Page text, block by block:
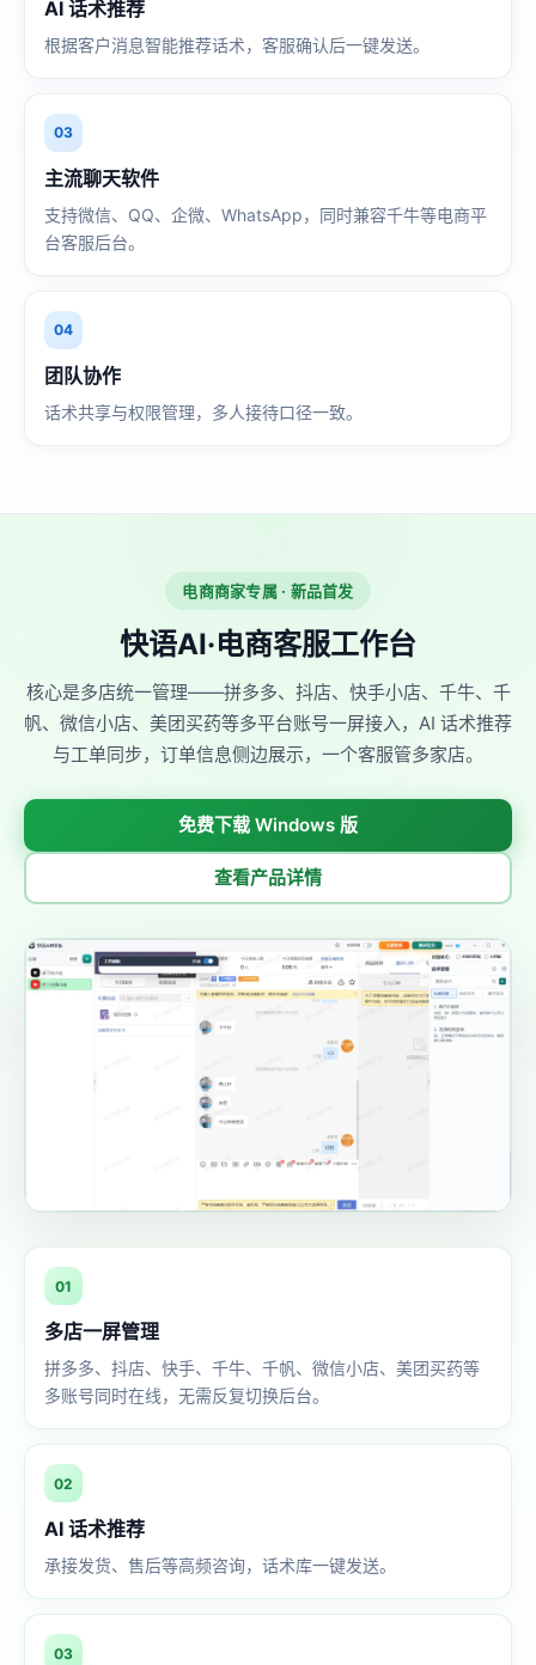
AI 话术推荐
根据客户消息智能推荐话术，客服确认后一键发送。
03
主流聊天软件
支持微信、QQ、企微、WhatsApp，同时兼容千牛等电商平
台客服后台。
04
团队协作
话术共享与权限管理，多人接待口径一致。
电商商家专属 · 新品首发
快语AI·电商客服工作台
核心是多店统一管理——拼多多、抖店、快手小店、千牛、千
帆、微信小店、美团买药等多平台账号一屏接入，AI 话术推荐
与工单同步，订单信息侧边展示，一个客服管多家店。
免费下载 Windows 版
查看产品详情
01
多店一屏管理
拼多多、抖店、快手、千牛、千帆、微信小店、美团买药等
多账号同时在线，无需反复切换后台。
02
AI 话术推荐
承接发货、售后等高频咨询，话术库一键发送。
03